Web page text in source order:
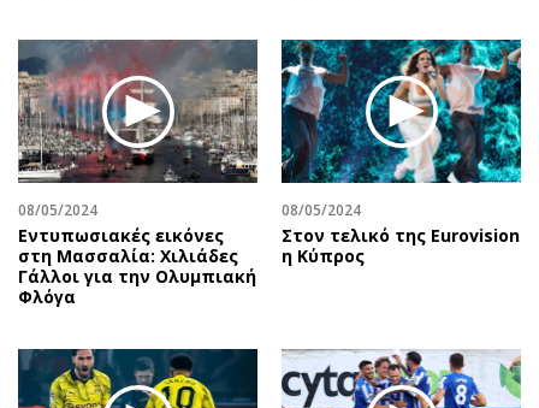
08/05/2024
Εντυπωσιακές εικόνες
στη Μασσαλία: Χιλιάδες
Γάλλοι για την Ολυμπιακή
Φλόγα
08/05/2024
Στον τελικό της Eurovision
η Κύπρος